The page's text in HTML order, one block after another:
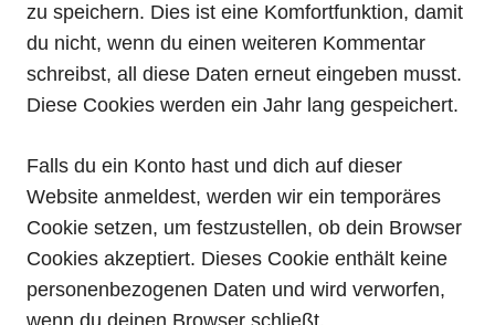
zu speichern. Dies ist eine Komfortfunktion, damit
du nicht, wenn du einen weiteren Kommentar
schreibst, all diese Daten erneut eingeben musst.
Diese Cookies werden ein Jahr lang gespeichert.
Falls du ein Konto hast und dich auf dieser
Website anmeldest, werden wir ein temporäres
Cookie setzen, um festzustellen, ob dein Browser
Cookies akzeptiert. Dieses Cookie enthält keine
personenbezogenen Daten und wird verworfen,